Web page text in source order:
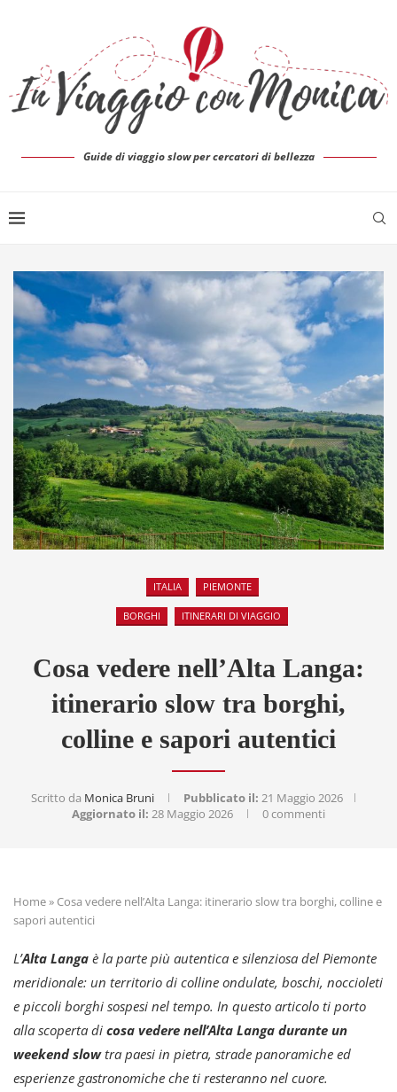
Guide di viaggio slow per cercatori di bellezza
ITALIA PIEMONTE
BORGHI ITINERARI DI VIAGGIO
Cosa vedere nell’Alta Langa:
itinerario slow tra borghi,
colline e sapori autentici
Scritto da Monica Bruni Pubblicato il: 21 Maggio 2026
Aggiornato il: 28 Maggio 2026 0 commenti
Home» Cosa vedere nell’Alta Langa: itinerario slow tra borghi, colline e
sapori autentici
L’Alta Langa è la parte più autentica e silenziosa del Piemonte
meridionale: un territorio di colline ondulate, boschi, noccioleti
e piccoli borghi sospesi nel tempo. In questo articolo ti porto
alla scoperta di cosa vedere nell’Alta Langa durante un
weekend slowtra paesi in pietra, strade panoramiche ed
esperienze gastronomiche che ti resteranno nel cuore.